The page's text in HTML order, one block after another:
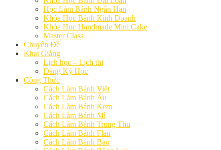
Học Làm Bánh Ngắn Hạn
Khóa Học Bánh Kinh Doanh
Khóa Học Handmade Mini Cake
Master Class
Chuyên Đề
Khai Giảng
Lịch học – Lịch thi
Đăng Ký Học
Công Thức
Cách Làm Bánh Việt
Cách Làm Bánh Âu
Cách Làm Bánh Kem
Cách Làm Bánh Mì
Cách Làm Bánh Trung Thu
Cách Làm Bánh Flan
Cách Làm Bánh Bao